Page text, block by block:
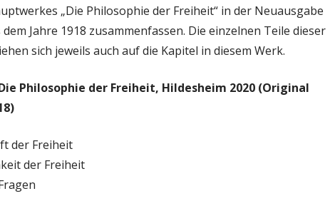
„Die Philosophie der Freiheit“ in der Neuausgabe
Jahre 1918 zusammenfassen. Die einzelnen Teile dieser
sich jeweils auch auf die Kapitel in diesem Werk.
Philosophie der Freiheit, Hildesheim 2020 (Original
der Freiheit
der Freiheit